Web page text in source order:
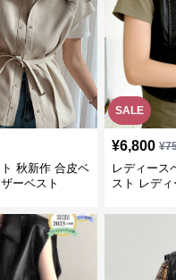
秋新作 合皮ベ
ーベスト
SALE
¥6,800 ¥
レディース
スト レデ